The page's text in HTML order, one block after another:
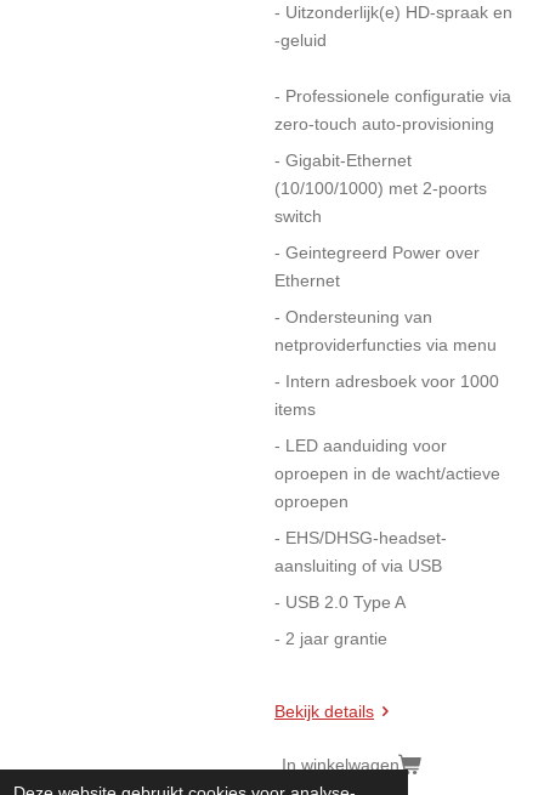
- Uitzonderlijk(e) HD-spraak en
-geluid
- Professionele configuratie via
zero-touch auto-provisioning
- Gigabit-Ethernet
(10/100/1000) met 2-poorts
switch
- Geintegreerd Power over
Ethernet
- Ondersteuning van
netproviderfuncties via menu
- Intern adresboek voor 1000
items
- LED aanduiding voor
oproepen in de wacht/actieve
oproepen
- EHS/DHSG-headset-
aansluiting of via USB
- USB 2.0 Type A
- 2 jaar grantie
Bekijk details
In winkelwagen